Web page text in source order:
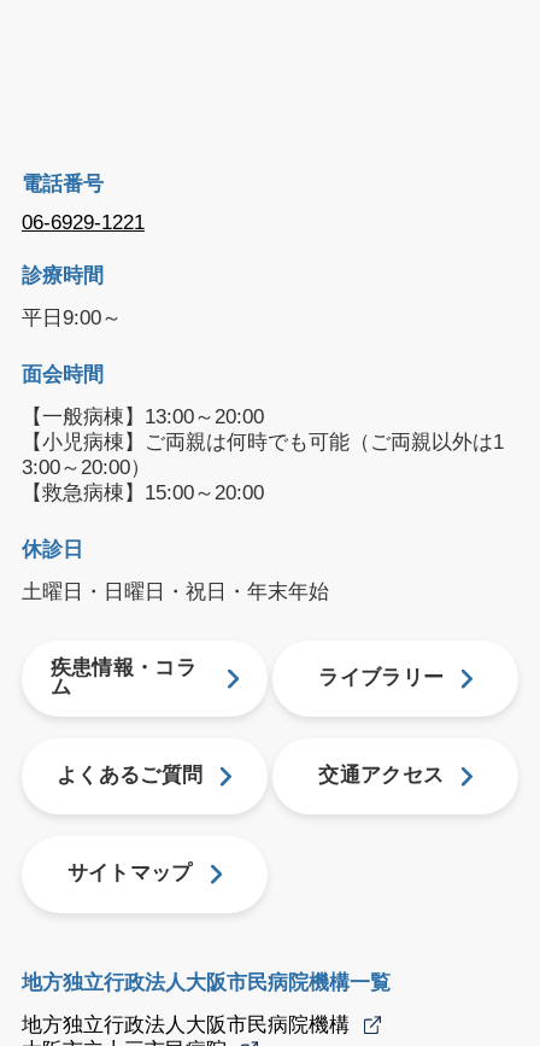
電話番号
06-6929-1221
診療時間
平日9:00～
面会時間
【一般病棟】13:00～20:00
【小児病棟】ご両親は何時でも可能（ご両親以外は1
3:00～20:00）
【救急病棟】15:00～20:00
休診日
土曜日・日曜日・祝日・年末年始
疾患情報・コラ
ム
ライブラリー
よくあるご質問 交通アクセス
サイトマップ
地方独立行政法人大阪市民病院機構一覧
地方独立行政法人大阪市民病院機構